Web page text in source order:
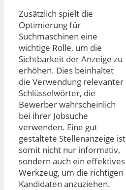
Zusätzlich spielt die
Optimierung für
Suchmaschinen eine
wichtige Rolle, um die
Sichtbarkeit der Anzeige zu
erhöhen. Dies beinhaltet
die Verwendung relevanter
Schlüsselwörter, die
Bewerber wahrscheinlich
bei ihrer Jobsuche
verwenden. Eine gut
gestaltete Stellenanzeige ist
somit nicht nur informativ,
sondern auch ein effektives
Werkzeug, um die richtigen
Kandidaten anzuziehen.